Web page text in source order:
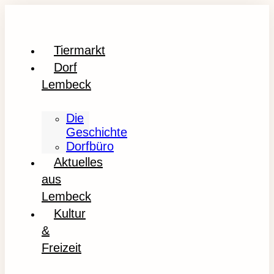
Tiermarkt
Dorf
Lembeck
Die
Geschichte
Dorfbüro
Aktuelles
aus
Lembeck
Kultur
&
Freizeit